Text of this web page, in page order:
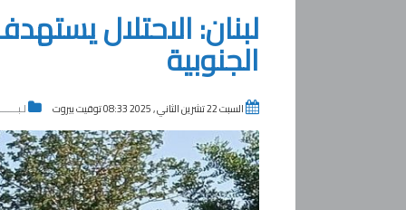
لبنان: الاحتلال
الجنوبية
السبت 22 تشرين الثاني , 2025 08:33 توقيت بيروت